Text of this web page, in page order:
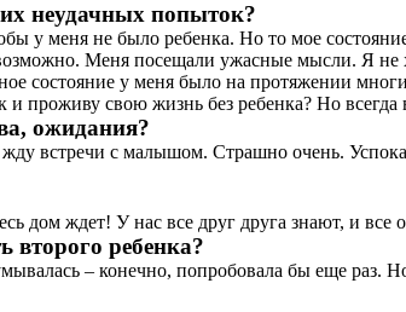
неудачных попыток?
у меня не было ребенка. Но то мое
Меня посещали ужасные мысли. Я не
состояние у меня было на протяжении
проживу свою жизнь без ребенка? Но
ожидания?
встречи с малышом. Страшно очень.
дом ждет! У нас все друг друга знают, и все
второго ребенка?
– конечно, попробовала бы еще раз.